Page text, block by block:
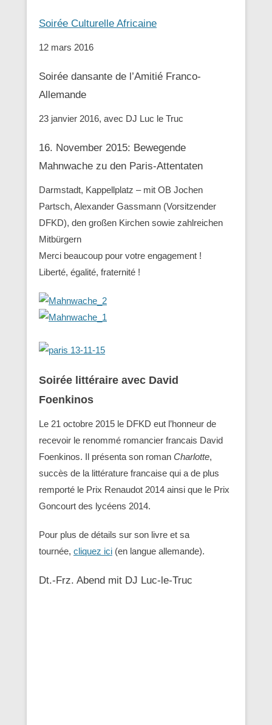
Soirée Culturelle Africaine
12 mars 2016
Soirée dansante de l’Amitié Franco-
Allemande
23 janvier 2016, avec DJ Luc le Truc
16. November 2015: Bewegende
Mahnwache zu den ‪Paris-Attentaten
Darmstadt, Kappellplatz – mit OB Jochen
Partsch, Alexander Gassmann (Vorsitzender
‪‎DFKD), den großen Kirchen sowie zahlreichen
Mitbürgern
Merci beaucoup pour votre engagement !
Liberté, égalité, fraternité !
Soirée littéraire avec David
Foenkinos
Le 21 octobre 2015 le DFKD eut l’honneur de
recevoir le renommé romancier francais David
Foenkinos. Il présenta son roman Charlotte,
succès de la littérature francaise qui a de plus
remporté le Prix Renaudot 2014 ainsi que le Prix
Goncourt des lycéens 2014.
Pour plus de détails sur son livre et sa
tournée, cliquez ici (en langue allemande).
Dt.-Frz. Abend mit DJ Luc-le-Truc